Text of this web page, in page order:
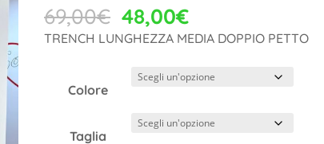
69,00€ Il
prezzo
era:
48,00€Il
prezzo
è:
TRENCH LUNGHEZZA MEDIA DOPPIO PETTO
Colore
Taglia